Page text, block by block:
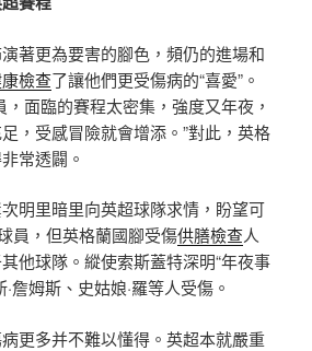
著更為要害的腳色，頻仍的進場和
檢查了讓他們更受傷病的“喜愛”。
，面臨的賽程太密集，強度又年夜，
，受感冒險就會增添。”對此，英格
常透闢。
明里暗里向英超球隊求情，盼望可
員，但英格蘭國腳受傷供膳檢查人
他球隊。縱使索斯蓋特深明“年夜事
詹姆斯、史姑娘·羅等人受傷。
更多并不難以懂得。英超本就嚴重